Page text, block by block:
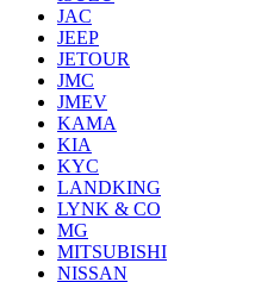
JAC
JEEP
JETOUR
JMC
JMEV
KAMA
KIA
KYC
LANDKING
LYNK & CO
MG
MITSUBISHI
NISSAN